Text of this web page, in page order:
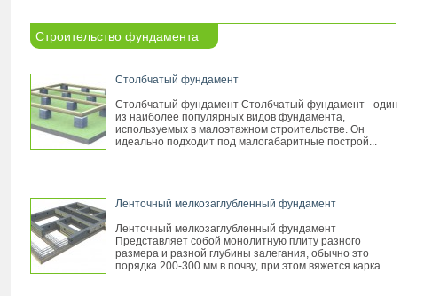
Строительство фундамента
Столбчатый фундамент
Столбчатый фундамент Столбчатый фундамент - один
из наиболее популярных видов фундамента,
используемых в малоэтажном строительстве. Он
идеально подходит под малогабаритные построй...
Ленточный мелкозаглубленный фундамент
Ленточный мелкозаглубленный фундамент
Представляет собой монолитную плиту разного
размера и разной глубины залегания, обычно это
порядка 200-300 мм в почву, при этом вяжется карка...